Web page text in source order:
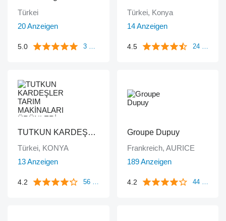
Türkei
20 Anzeigen
5.0 3 Bewertungen
Türkei, Konya
14 Anzeigen
4.5 24 Bewertungen
TUTKUN KARDEŞLER TARIM MAKİNALARI ÜRÜNLERİ OTOMOTİV SAN. Ve TİC. LTD.ŞTİ.
Türkei, KONYA
13 Anzeigen
4.2 56 Bewertungen
Groupe Dupuy
Frankreich, AURICE
189 Anzeigen
4.2 44 Bewertungen